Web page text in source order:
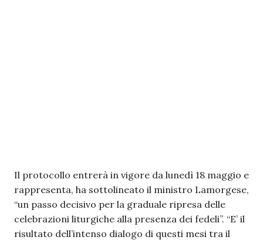
Il protocollo entrerà in vigore da lunedì 18 maggio e
rappresenta, ha sottolineato il ministro Lamorgese,
“un passo decisivo per la graduale ripresa delle
celebrazioni liturgiche alla presenza dei fedeli”. “E’ il
risultato dell’intenso dialogo di questi mesi tra il